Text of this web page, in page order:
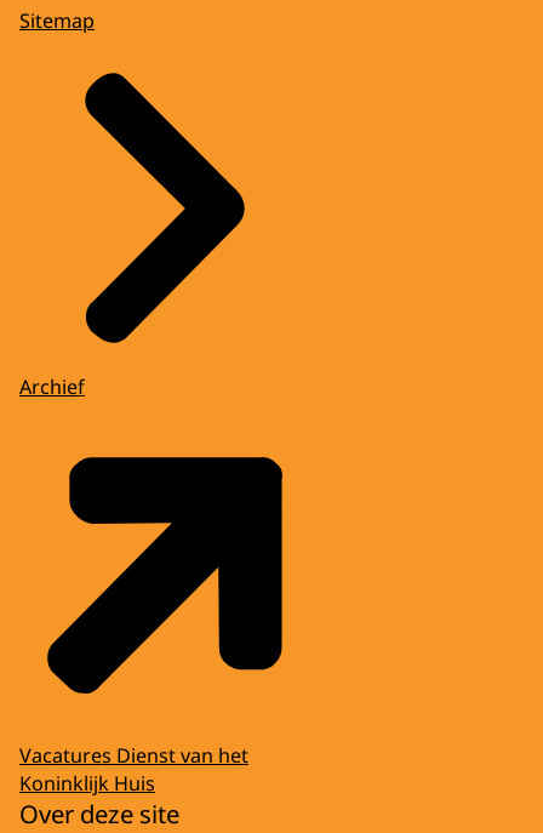
Sitemap
Archief
Vacatures Dienst van het
Koninklijk Huis
Over deze site